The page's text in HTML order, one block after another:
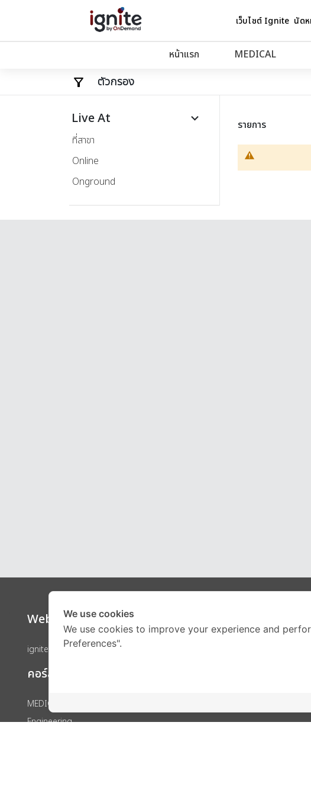
เว็บไซต์ Ignite นัด
หน้าแรก MEDICAL
ตัวกรอง
Live At keyboard_arrow_down
ที่สาขา
Online
Onground
รายการ
Website
ignite by OnDemand
คอร์สเรียน
MEDICAL
Engineering
We use cookies
We use cookies to improve your experience and
Preferences".